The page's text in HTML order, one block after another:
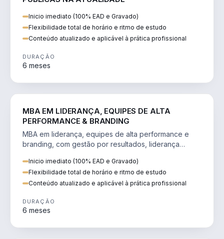
Inicio imediato (100% EAD e Gravado)
Flexibilidade total de horário e ritmo de estudo
Conteúdo atualizado e aplicável à prática profissional
DURAÇÃO
6 meses
MBA EM LIDERANÇA, EQUIPES DE ALTA
PERFORMANCE & BRANDING
MBA em liderança, equipes de alta performance e
branding, com gestão por resultados, liderança
Inicio imediato (100% EAD e Gravado)
Flexibilidade total de horário e ritmo de estudo
Conteúdo atualizado e aplicável à prática profissional
DURAÇÃO
6 meses